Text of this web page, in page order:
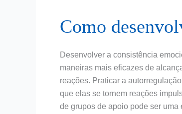
Como
Desenvolver a consistência
maneiras mais eficazes de
reações. Praticar a
que elas se tornem reações
de grupos de apoio pode ser